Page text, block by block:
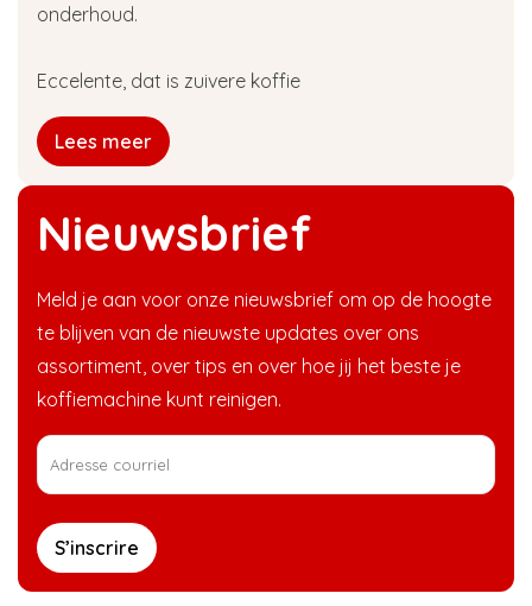
Nieuwsbrief
Meld je aan voor onze nieuwsbrief om op de hoogte
te blijven van de nieuwste updates over ons
assortiment, over tips en over hoe jij het beste je
koffiemachine kunt reinigen.
S’inscrire
onderhoud.
Eccelente, dat is zuivere koffie
Lees meer